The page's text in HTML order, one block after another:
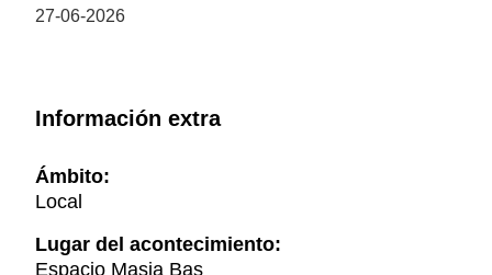
27-06-2026
Información extra
Ámbito:
Local
Lugar del acontecimiento:
Espacio Masia Bas